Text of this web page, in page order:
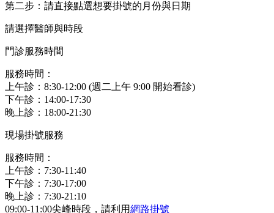
第二步：請直接點選想要掛號的月份與日期
請選擇醫師與時段
門診服務時間
服務時間：
上午診：8:30-12:00 (週二上午 9:00 開始看診)
下午診：14:00-17:30
晚上診：18:00-21:30
現場掛號服務
服務時間：
上午診：7:30-11:40
下午診：7:30-17:00
晚上診：7:30-21:10
09:00-11:00尖峰時段，請利用網路掛號